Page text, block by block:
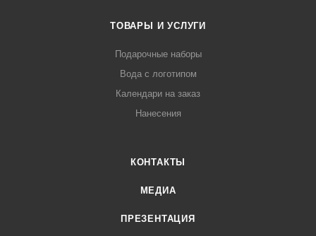
ТОВАРЫ И УСЛУГИ
Подарочные наборы
Вода с логотипом
Календари на заказ
Нанесения
КОНТАКТЫ
МЕДИА
ПРЕЗЕНТАЦИЯ